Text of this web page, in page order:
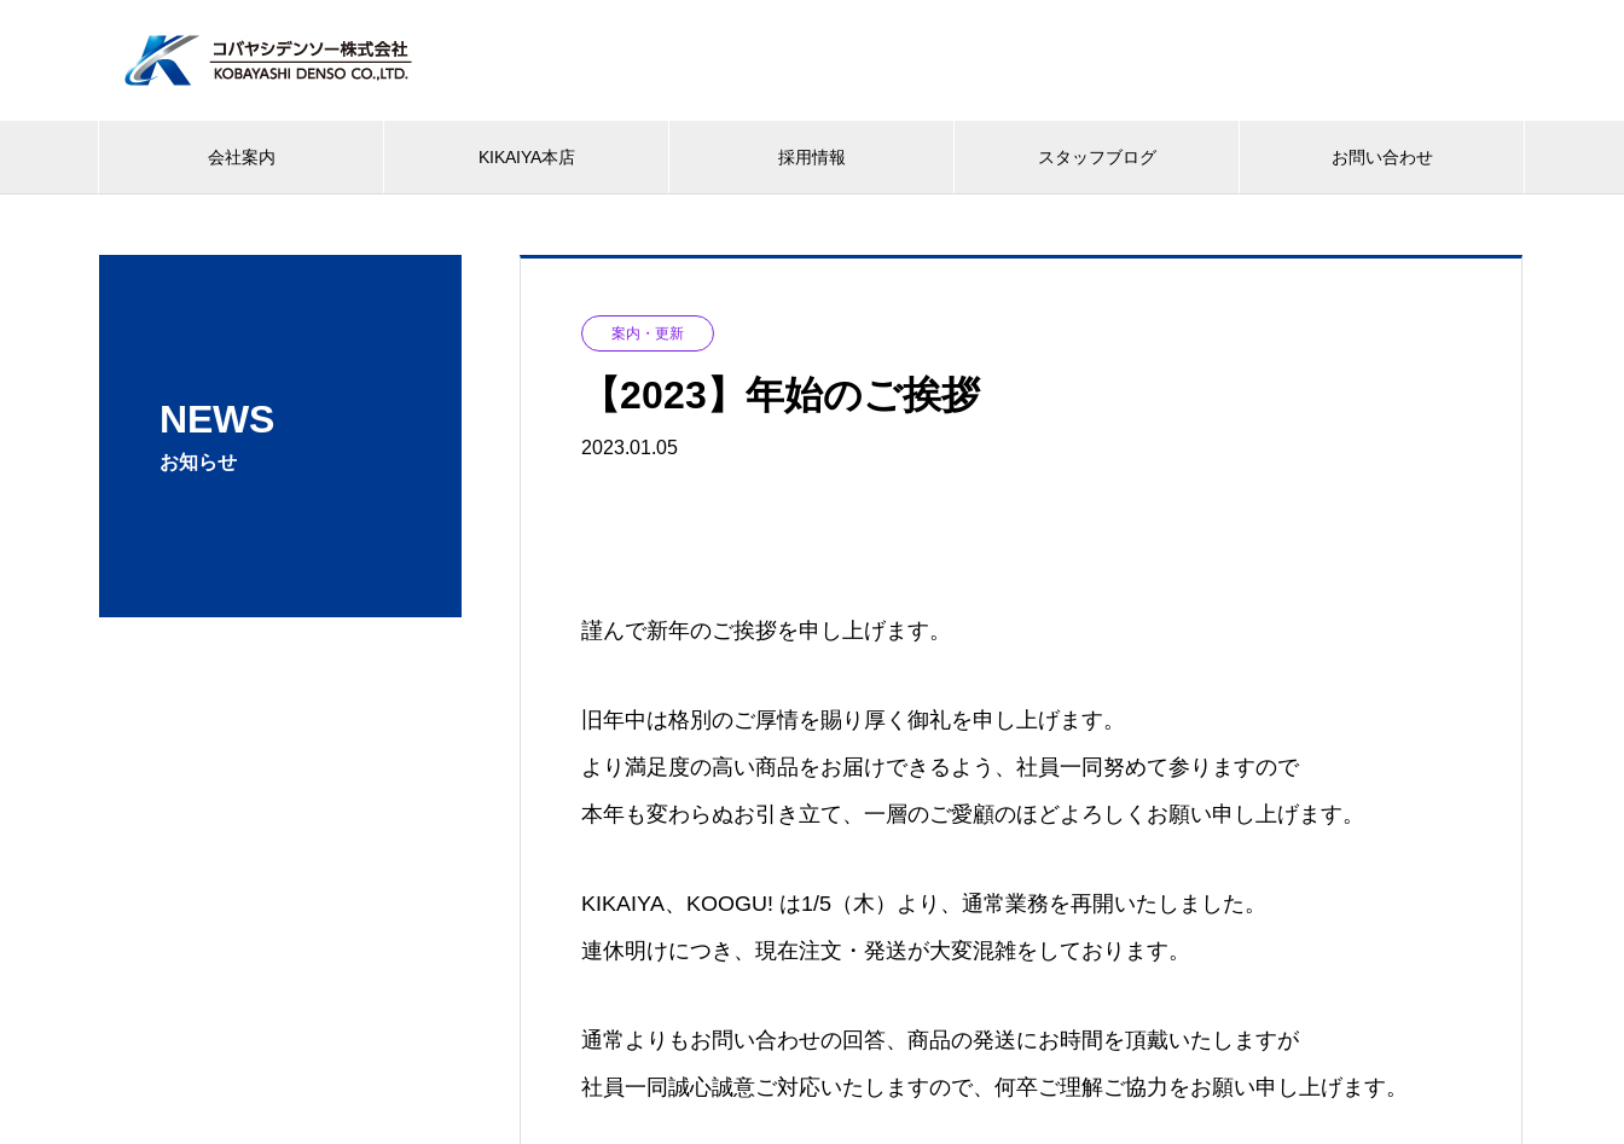
会社案内 KIKAIYA本店 採用情報 スタッフブログ お問い合わせ
NEWS
お知らせ
案内・更新
【2023】年始のご挨拶
2023.01.05
謹んで新年のご挨拶を申し上げます。
旧年中は格別のご厚情を賜り厚く御礼を申し上げます。
より満足度の高い商品をお届けできるよう、社員一同努めて参りますので
本年も変わらぬお引き立て、一層のご愛顧のほどよろしくお願い申し上げます。
KIKAIYA、KOOGU! は1/5（木）より、通常業務を再開いたしました。
連休明けにつき、現在注文・発送が大変混雑をしております。
通常よりもお問い合わせの回答、商品の発送にお時間を頂戴いたしますが
社員一同誠心誠意ご対応いたしますので、何卒ご理解ご協力をお願い申し上げます。